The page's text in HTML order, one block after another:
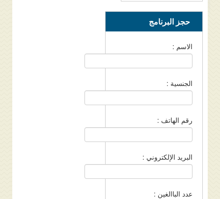
حجز البرنامج
الاسم :
الجنسية :
رقم الهاتف :
البريد الإلكتروني :
عدد الباالغين :